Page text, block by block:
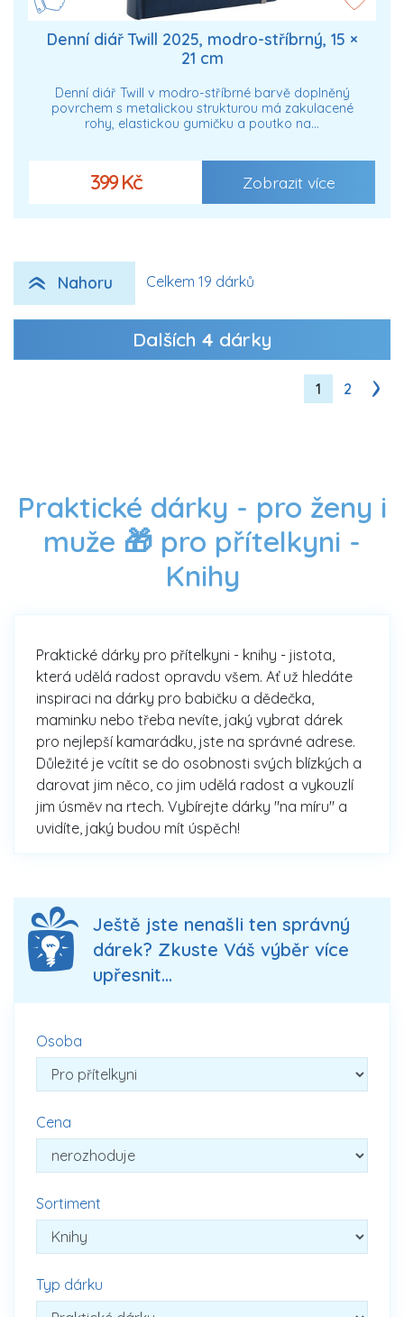
Denní diář Twill 2025, modro-stříbrný, 15 ×
21 cm
Denní diář Twill v modro-stříbrné barvě doplněný
povrchem s metalickou strukturou má zakulacené
rohy, elastickou gumičku a poutko na…
399 Kč Zobrazit více
Nahoru Celkem 19 dárků
Dalších 4 dárky
1 2
Praktické dárky - pro ženy i
muže 🎁 pro přítelkyni -
Knihy
Praktické dárky pro přítelkyni - knihy - jistota,
která udělá radost opravdu všem. Ať už hledáte
inspiraci na dárky pro babičku a dědečka,
maminku nebo třeba nevíte, jaký vybrat dárek
pro nejlepší kamarádku, jste na správné adrese.
Důležité je vcítit se do osobnosti svých blízkých a
darovat jim něco, co jim udělá radost a vykouzlí
jim úsměv na rtech. Vybírejte dárky "na míru" a
uvidíte, jaký budou mít úspěch!
Ještě jste nenašli ten správný
dárek? Zkuste Váš výběr více
upřesnit...
Osoba
Cena
Sortiment
Typ dárku